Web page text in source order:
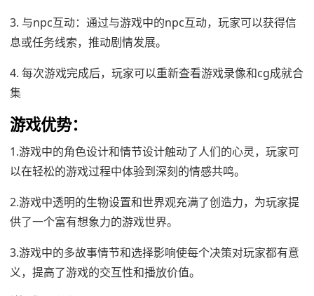
3. 与npc互动：通过与游戏中的npc互动，玩家可以获得信
息或任务线索，推动剧情发展。
4. 每次游戏完成后，玩家可以重新查看游戏录像和cg成就合
集
游戏优势：
1.游戏中的角色设计和情节设计触动了人们的心灵，玩家可
以在轻松的游戏过程中体验到深刻的情感共鸣。
2.游戏中透明的生物设置和世界观充满了创造力，为玩家提
供了一个富有想象力的游戏世界。
3.游戏中的多故事情节和选择影响使每个决策对玩家都有意
义，提高了游戏的交互性和播放价值。